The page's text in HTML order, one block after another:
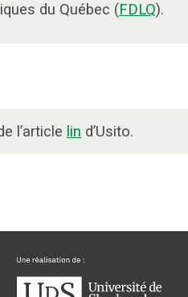
du Québec (FDLQ).
l’article lin d’Usito.